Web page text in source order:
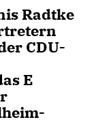
Radtke
CDU-
E